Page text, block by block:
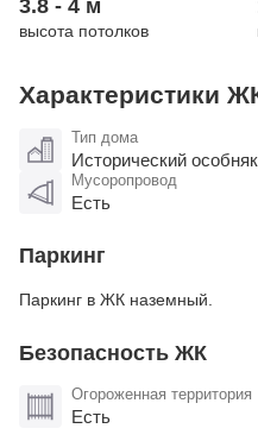
3.8 - 4 м
высота потолков
Характеристики
Тип дома
Исторический особняк
Мусоропровод
Есть
Паркинг
Паркинг в ЖК наземный.
Безопасность ЖК
Огороженная территория
Есть